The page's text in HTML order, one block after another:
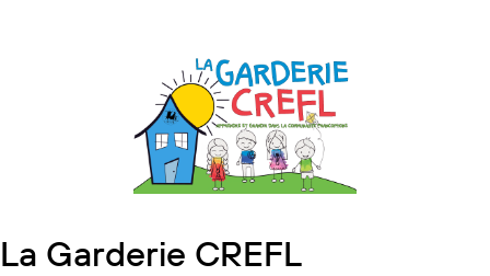
La Garderie CREFL